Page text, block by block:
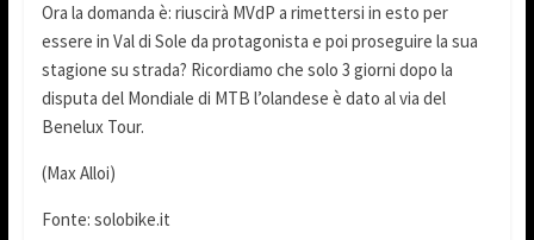
Ora la domanda è: riuscirà MVdP a rimettersi in esto per
essere in Val di Sole da protagonista e poi proseguire la sua
stagione su strada? Ricordiamo che solo 3 giorni dopo la
disputa del Mondiale di MTB l’olandese è dato al via del
Benelux Tour.
(Max Alloi)
Fonte: solobike.it